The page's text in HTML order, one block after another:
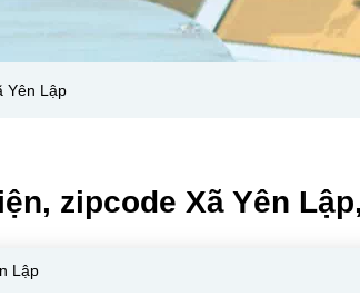
Yên Lập
zipcode Xã Yên
Lập